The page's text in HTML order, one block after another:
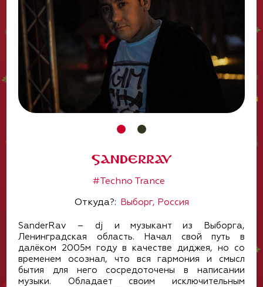
SanderRav
#Techno Trance
Откуда?: Выборг, Россия
SanderRav – dj и музыкант из Выборга,
Ленинградская область. Начал свой путь в
далёком 2005м году в качестве диджея, но со
временем осознал, что вся гармония и смысл
бытия для него сосредоточены в написании
музыки. Обладает своим исключительным